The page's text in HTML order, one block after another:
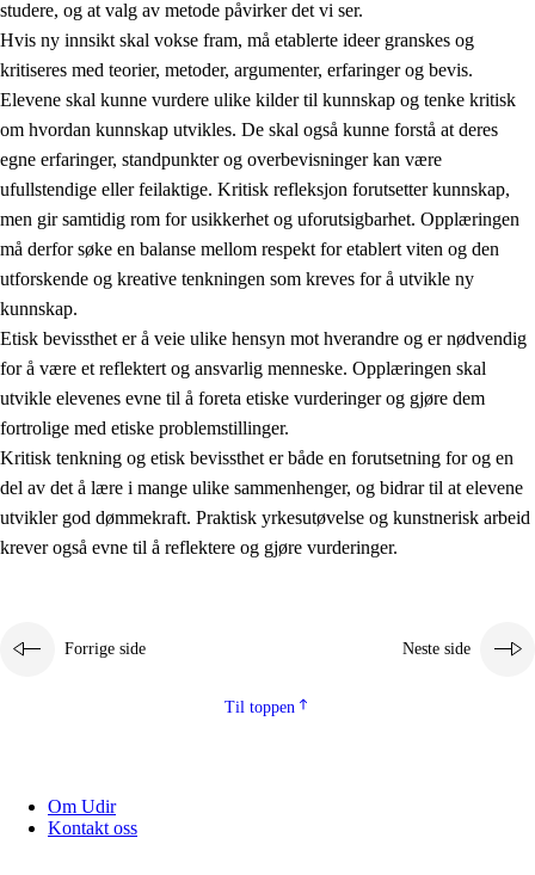
1.2 Identitet og kulturelt mangfold
1.3 Kritisk tenkning og etisk bevissthet
1.4 Skaperglede, engasjement og utforskertrang
1.5 Respekt for naturen og miljøbevissthet
1.6 Demokrati og medvirkning
studere, og at valg av metode påvirker det vi ser.
Hvis ny innsikt skal vokse fram, må etablerte ideer granskes og
kritiseres med teorier, metoder, argumenter, erfaringer og bevis.
Elevene skal kunne vurdere ulike kilder til kunnskap og tenke kritisk
om hvordan kunnskap utvikles. De skal også kunne forstå at deres
egne erfaringer, standpunkter og overbevisninger kan være
ufullstendige eller feilaktige. Kritisk refleksjon forutsetter kunnskap,
men gir samtidig rom for usikkerhet og uforutsigbarhet. Opplæringen
må derfor søke en balanse mellom respekt for etablert viten og den
utforskende og kreative tenkningen som kreves for å utvikle ny
kunnskap.
Etisk bevissthet er å veie ulike hensyn mot hverandre og er nødvendig
for å være et reflektert og ansvarlig menneske. Opplæringen skal
utvikle elevenes evne til å foreta etiske vurderinger og gjøre dem
fortrolige med etiske problemstillinger.
Kritisk tenkning og etisk bevissthet er både en forutsetning for og en
del av det å lære i mange ulike sammenhenger, og bidrar til at elevene
utvikler god dømmekraft. Praktisk yrkesutøvelse og kunstnerisk arbeid
krever også evne til å reflektere og gjøre vurderinger.
Forrige side Neste side
Til toppen
Om Udir
Kontakt oss